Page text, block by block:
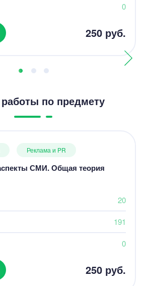
0
250 руб.
по предмету
Реклама и PR
СМИ. Общая теория
20
191
0
250 руб.